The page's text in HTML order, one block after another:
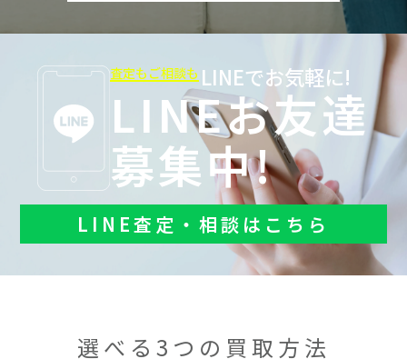
査定もご相談も LINEでお気軽に!
LINEお友達
募集中!
LINE査定・相談はこちら
選べる3つの買取方法